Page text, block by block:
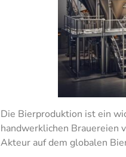
Die Bierproduktion ist ein
handwerklichen Brauereien
Akteur auf dem globalen